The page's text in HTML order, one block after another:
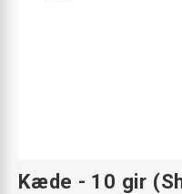
Kæde - 10 gir